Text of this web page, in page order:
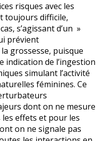
risques avec les
toujours difficile,
s’agissant d’un »
prévient
grossesse, puisque
indication de l’ingestion
simulant l’activité
féminines. Ce
dont on ne mesure
effets et pour les
on ne signale pas